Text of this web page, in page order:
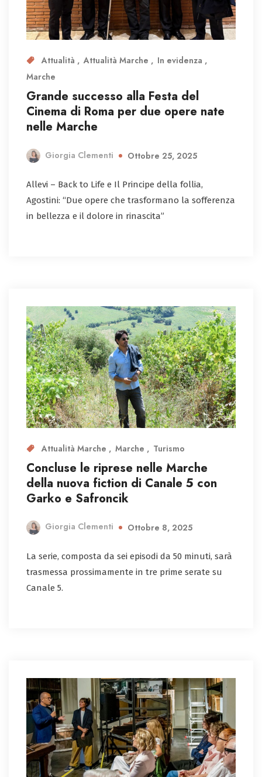
Attualità Attualità Marche
In evidenza
Marche
Grande successo alla Festa del
Cinema di Roma per due opere nate
nelle Marche
Giorgia Clementi Ottobre 25, 2025
Allevi – Back to Life e Il Principe della follia,
Agostini: “Due opere che trasformano la sofferenza
in bellezza e il dolore in rinascita”
Attualità Marche Marche Turismo
Concluse le riprese nelle Marche
della nuova fiction di Canale 5 con
Garko e Safroncik
Giorgia Clementi Ottobre 8, 2025
La serie, composta da sei episodi da 50 minuti, sarà
trasmessa prossimamente in tre prime serate su
Canale 5.